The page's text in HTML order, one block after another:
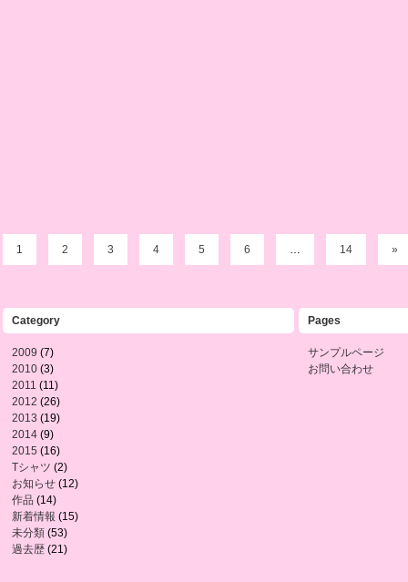
1 2 3 4 5 6 … 14 »
Category
2009 (7)
2010(3)
2011 (11)
2012 (26)
2013 (19)
2014(9)
2015 (16)
Tシャツ (2)
お知らせ(12)
作品 (14)
新着情報 (15)
未分類(53)
過去歴(21)
Pages
サンプルページ
お問い合わせ